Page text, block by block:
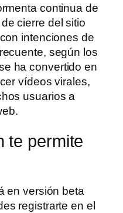
continua de
cierre del sitio
intenciones de
según los
ha convertido en
vídeos virales,
usuarios a
te permite
en versión beta
registrarte en el